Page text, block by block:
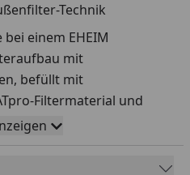
Technik
einem EHEIM
mit
befüllt mit
Filtermaterial und
Filterpatrone für die
für starke